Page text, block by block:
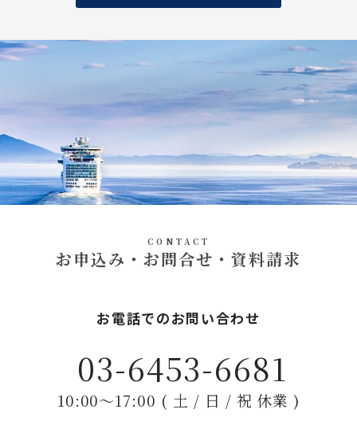
CONTACT
お申込み・お問合せ・資料請求
お電話でのお問い合わせ
03-6453-6681
10:00〜17:00 ( 土 / 日 / 祝 休業 )